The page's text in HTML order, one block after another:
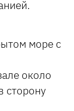
море с
около
сторону